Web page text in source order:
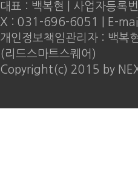
대표 : 백복현 | 사업자등
X : 031-696-6051 | E-
개인정보책임관리자 : 백복
(리드스마트스퀘어)
Copyright(c) 2015 by